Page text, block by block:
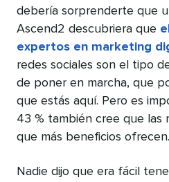
debería sorprenderte que
Ascend2 descubriera que
expertos en marketing
redes sociales son el tipo
de poner en marcha, que
que estás aquí. Pero es
43 % también cree que las
que más beneficios ofrecen.
Nadie dijo que era fácil